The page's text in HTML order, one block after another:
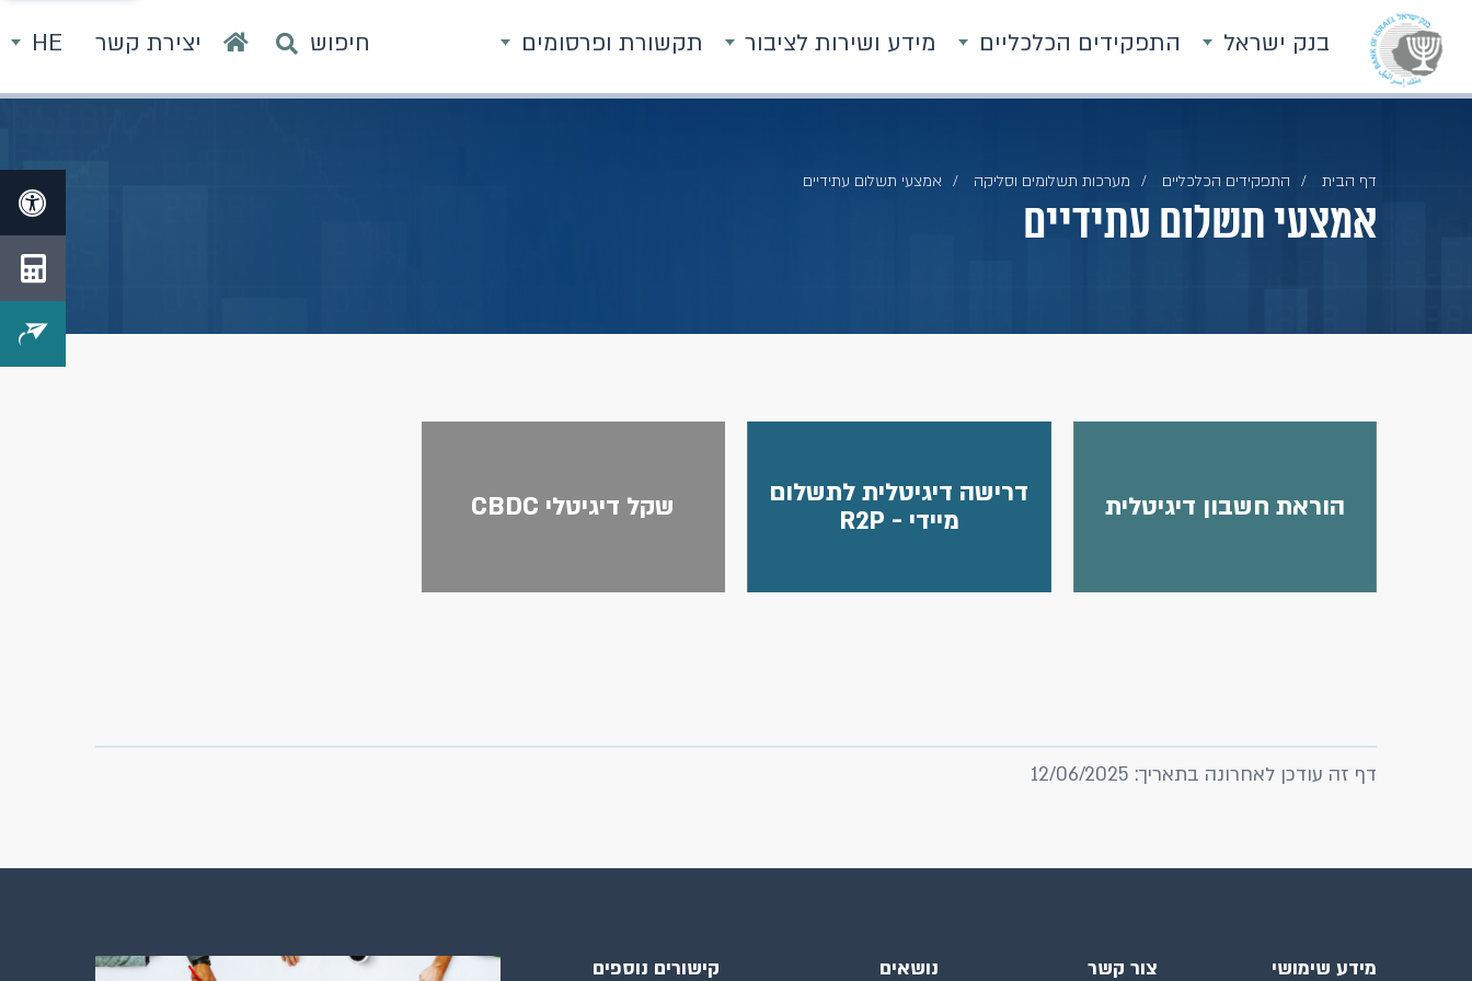
בנק ישראל התפקידים הכלכליים מידע ושירות לציבור תקשורת ופרסומים חיפוש יצירת קשר HE
דף הבית התפקידים הכלכליים מערכות תשלומים וסליקה אמצעי תשלום עתידיים
אמצעי תשלום עתידיים
הוראת חשבון דיגיטלית
דרישה דיגיטלית לתשלום
מיידי - R2P
שקל דיגיטלי CBDC
דף זה עודכן לאחרונה בתאריך: 12/06/2025
מידע שימושי צור קשר נושאים קישורים נוספים